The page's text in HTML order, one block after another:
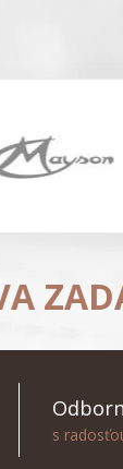
s